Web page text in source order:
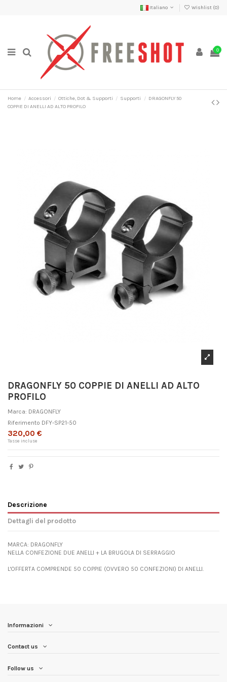
Italiano Wishlist (0)
0
Home Accessori Ottiche, Dot & Supporti Supporti
DRAGONFLY 50
COPPIE DI ANELLI AD ALTO PROFILO
DRAGONFLY 50 COPPIE DI ANELLI AD ALTO
PROFILO
Marca: DRAGONFLY
Riferimento DFY-SP21-50
320,00 €
Tasse incluse
Descrizione
Dettagli del prodotto
MARCA: DRAGONFLY
NELLA CONFEZIONE DUE ANELLI + LA BRUGOLA DI SERRAGGIO
L'OFFERTA COMPRENDE 50 COPPIE (OVVERO 50 CONFEZIONI) DI ANELLI.
Informazioni
Contact us
Follow us